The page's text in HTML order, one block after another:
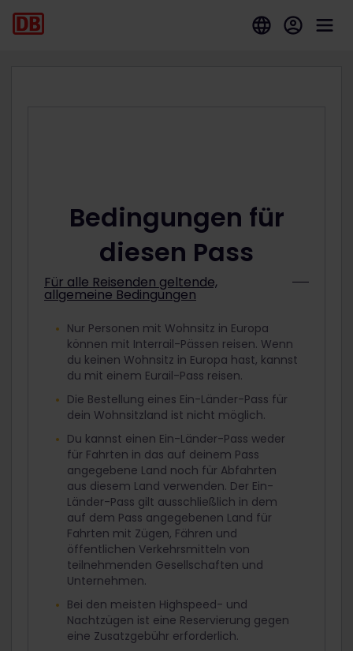
Bedingungen für
diesen Pass
Für alle Reisenden geltende,
allgemeine Bedingungen
Nur Personen mit Wohnsitz in Europa
können mit Interrail-Pässen reisen. Wenn
du keinen Wohnsitz in Europa hast, kannst
du mit einem Eurail-Pass reisen.
Die Bestellung eines Ein-Länder-Pass für
dein Wohnsitzland ist nicht möglich.
Du kannst einen Ein-Länder-Pass weder
für Fahrten in das auf deinem Pass
angegebene Land noch für Abfahrten
aus diesem Land verwenden. Der Ein-
Länder-Pass gilt ausschließlich in dem
auf dem Pass angegebenen Land für
Fahrten mit Zügen, Fähren und
öffentlichen Verkehrsmitteln von
teilnehmenden Gesellschaften und
Unternehmen.
Bei den meisten Highspeed- und
Nachtzügen ist eine Reservierung gegen
eine Zusatzgebühr erforderlich.